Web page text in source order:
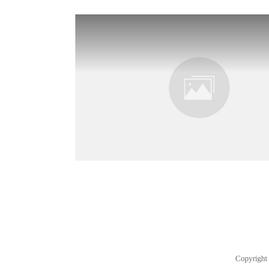
Copyright